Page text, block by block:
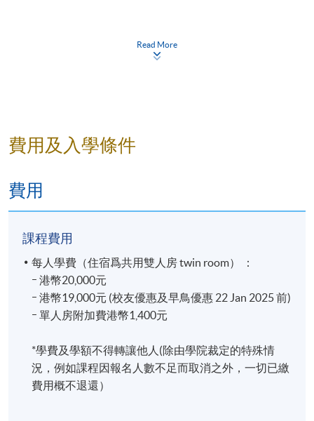
B) 5天日本關東研學(3月3日-3月7日)
負責旅行社為：星晨旅遊/ BAO SHINN
INTERNATIONAL EXPRESS LIMITED，旅行社牌照號
碼為：352614。
憑（SAKE DIPLOMA）、NPO法人起司專業人士協會
目前，她不僅擔任科學教授日本酒的「Infinite Sake
School」的Producer，更在「產業能率大學」負責美食
Read More
費用及入學條件
費用
課程費用
每人學費（住宿爲共用雙人房 twin room） ：​
ｰ 港幣20,000元​
ｰ 港幣19,000元 (校友優惠及早鳥優惠 22 Jan 2025 前)​
ｰ 單人房附加費港幣1,400元​
*學費及學額不得轉讓他人(除由學院裁定的特殊情
況，例如課程因報名人數不足而取消之外，一切已繳
費用概不退還）